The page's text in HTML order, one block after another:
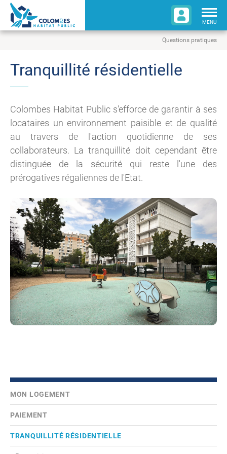
MENU
Questions pratiques
Tranquillité résidentielle
Colombes Habitat Public s'efforce de garantir à ses
locataires un environnement paisible et de qualité
au travers de l'action quotidienne de ses
collaborateurs. La tranquillité doit cependant être
distinguée de la sécurité qui reste l'une des
prérogatives régaliennes de l'Etat.
MON LOGEMENT
PAIEMENT
TRANQUILLITÉ RÉSIDENTIELLE